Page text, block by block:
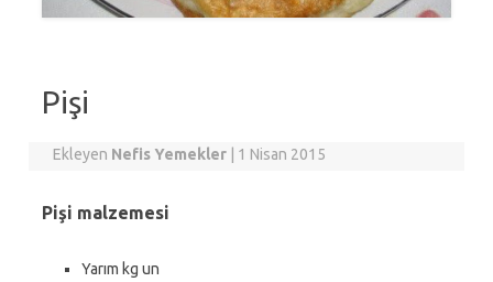
Pişi
Ekleyen Nefis Yemekler 1 Nisan 2015
Pişi malzemesi
Yarım kg un